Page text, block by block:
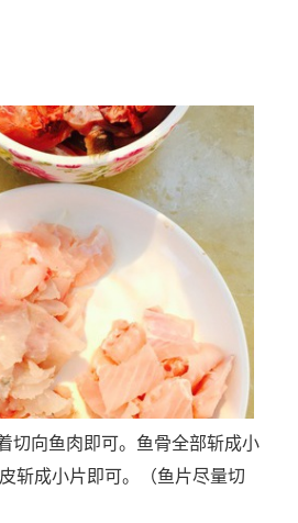
切向鱼肉即可。鱼骨全部斩成小
斩成小片即可。（鱼片尽量切